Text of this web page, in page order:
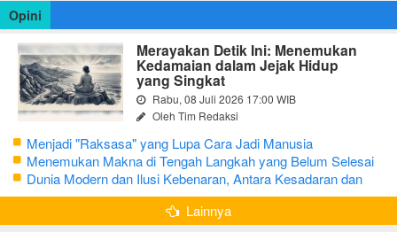
Opini
Merayakan Detik Ini: Menemukan
Kedamaian dalam Jejak Hidup
yang Singkat
Rabu, 08 Juli 2026 17:00 WIB
Oleh Tim Redaksi
Menjadi "Raksasa" yang Lupa Cara Jadi Manusia
Menemukan Makna di Tengah Langkah yang Belum Selesai
Dunia Modern dan Ilusi Kebenaran, Antara Kesadaran dan
terjebak Tipu Daya
Lainnya